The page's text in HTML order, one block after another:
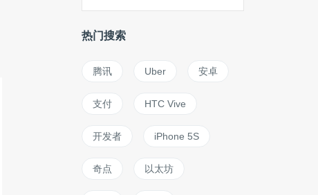
热门搜索
腾讯 Uber 安卓
支付 HTC Vive
开发者 iPhone 5S
奇点 以太坊